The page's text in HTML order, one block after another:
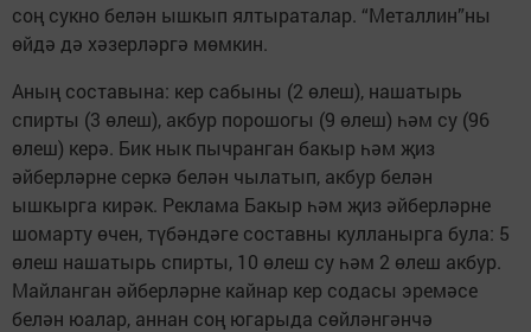
соң сукно белән ышкып ялтыраталар. “Металлин”ны
өйдә дә хәзерләргә мөмкин.
Аның составына: кер сабыны (2 өлеш), нашатырь
спирты (3 өлеш), акбур порошогы (9 өлеш) һәм су (96
өлеш) керә. Бик нык пычранган бакыр һәм җиз
әйберләрне серкә белән чылатып, акбур белән
ышкырга кирәк. Реклама Бакыр һәм җиз әйберләрне
шомарту өчен, түбәндәге составны кулланырга була: 5
өлеш нашатырь спирты, 10 өлеш су һәм 2 өлеш акбур.
Майланган әйберләрне кайнар кер содасы эремәсе
белән юалар, аннан соң югарыда сөйләнгәнчә